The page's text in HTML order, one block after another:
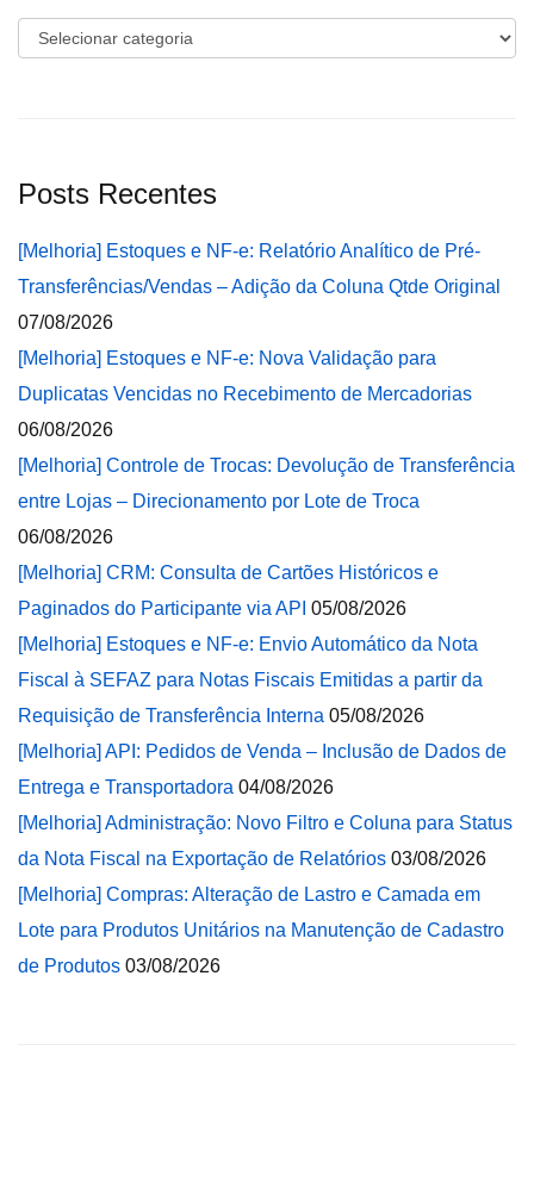
Categorias
Posts Recentes
[Melhoria] Estoques e NF-e: Relatório Analítico de Pré-
Transferências/Vendas – Adição da Coluna Qtde Original
07/08/2026
[Melhoria] Estoques e NF-e: Nova Validação para
Duplicatas Vencidas no Recebimento de Mercadorias
06/08/2026
[Melhoria] Controle de Trocas: Devolução de Transferência
entre Lojas – Direcionamento por Lote de Troca
06/08/2026
[Melhoria] CRM: Consulta de Cartões Históricos e
Paginados do Participante via API 05/08/2026
[Melhoria] Estoques e NF-e: Envio Automático da Nota
Fiscal à SEFAZ para Notas Fiscais Emitidas a partir da
Requisição de Transferência Interna 05/08/2026
[Melhoria] API: Pedidos de Venda – Inclusão de Dados de
Entrega e Transportadora 04/08/2026
[Melhoria] Administração: Novo Filtro e Coluna para Status
da Nota Fiscal na Exportação de Relatórios 03/08/2026
[Melhoria] Compras: Alteração de Lastro e Camada em
Lote para Produtos Unitários na Manutenção de Cadastro
de Produtos 03/08/2026